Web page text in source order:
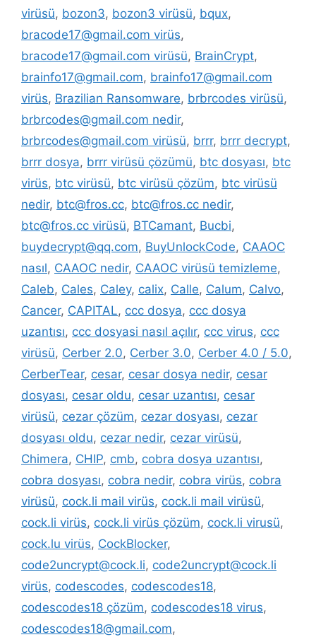
virüsü, bozon3, bozon3 virüsü, bqux,
bracode17@gmail.com virüs,
bracode17@gmail.com virüsü, BrainCrypt,
brainfo17@gmail.com, brainfo17@gmail.com
virüs, Brazilian Ransomware, brbrcodes virüsü,
brbrcodes@gmail.com nedir,
brbrcodes@gmail.com virüsü, brrr, brrr decrypt,
brrr dosya, brrr virüsü çözümü, btc dosyası, btc
virüs, btc virüsü, btc virüsü çözüm, btc virüsü
nedir, btc@fros.cc, btc@fros.cc nedir,
btc@fros.cc virüsü, BTCamant, Bucbi,
buydecrypt@qq.com, BuyUnlockCode, CAAOC
nasıl, CAAOC nedir, CAAOC virüsü temizleme,
Caleb, Cales, Caley, calix, Calle, Calum, Calvo,
Cancer, CAPITAL, ccc dosya, ccc dosya
uzantısı, ccc dosyasi nasıl açılır, ccc virus, ccc
virüsü, Cerber 2.0, Cerber 3.0, Cerber 4.0 / 5.0,
CerberTear, cesar, cesar dosya nedir, cesar
dosyası, cesar oldu, cesar uzantısı, cesar
virüsü, cezar çözüm, cezar dosyası, cezar
dosyası oldu, cezar nedir, cezar virüsü,
Chimera, CHIP, cmb, cobra dosya uzantısı,
cobra dosyası, cobra nedir, cobra virüs, cobra
virüsü, cock.li mail virüs, cock.li mail virüsü,
cock.li virüs, cock.li virüs çözüm, cock.li virusü,
cock.lu virüs, CockBlocker,
code2uncrypt@cock.li, code2uncrypt@cock.li
virüs, codescodes, codescodes18,
codescodes18 çözüm, codescodes18 virus,
codescodes18@gmail.com,